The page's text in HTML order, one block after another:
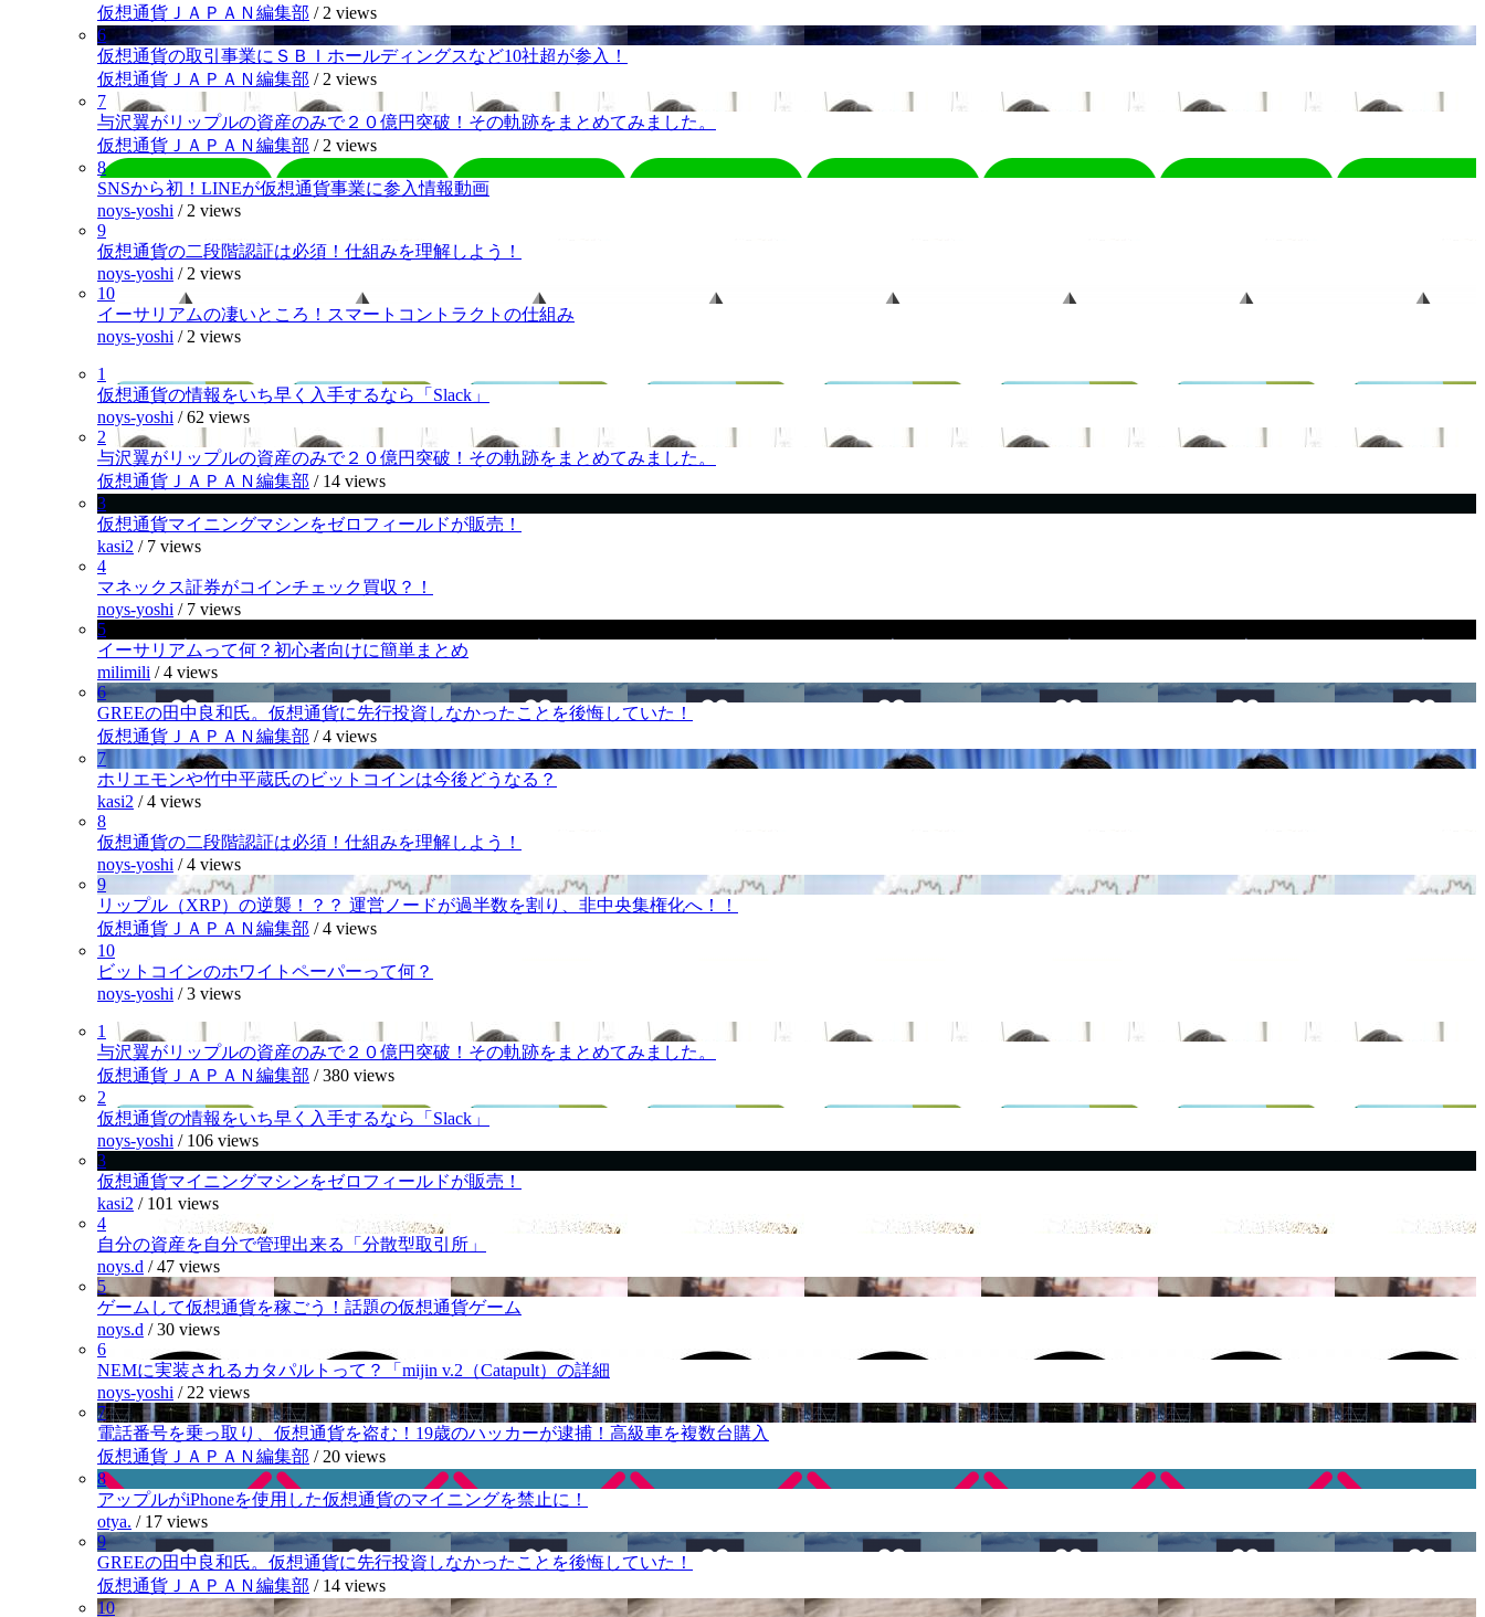
仮想通貨ＪＡＰＡＮ編集部 / 2 views
6
仮想通貨の取引事業にＳＢＩホールディングスなど10社超が参入！
仮想通貨ＪＡＰＡＮ編集部 / 2 views
7
与沢翼がリップルの資産のみで２０億円突破！その軌跡をまとめてみました。
仮想通貨ＪＡＰＡＮ編集部 / 2 views
8
SNSから初！LINEが仮想通貨事業に参入情報動画
noys-yoshi / 2 views
9
仮想通貨の二段階認証は必須！仕組みを理解しよう！
noys-yoshi / 2 views
10
イーサリアムの凄いところ！スマートコントラクトの仕組み
noys-yoshi / 2 views
1
仮想通貨の情報をいち早く入手するなら「Slack」
noys-yoshi /62 views
2
与沢翼がリップルの資産のみで２０億円突破！その軌跡をまとめてみました。
仮想通貨ＪＡＰＡＮ編集部 / 14 views
3
仮想通貨マイニングマシンをゼロフィールドが販売！
kasi2 / 7 views
4
マネックス証券がコインチェック買収？！
noys-yoshi / 7 views
5
イーサリアムって何？初心者向けに簡単まとめ
milimili /4 views
6
GREEの田中良和氏。仮想通貨に先行投資しなかったことを後悔していた！
仮想通貨ＪＡＰＡＮ編集部 /4 views
7
ホリエモンや竹中平蔵氏のビットコインは今後どうなる？
kasi2 /4 views
8
仮想通貨の二段階認証は必須！仕組みを理解しよう！
noys-yoshi /4 views
9
リップル（XRP）の逆襲！？？ 運営ノードが過半数を割り、非中央集権化へ！！
仮想通貨ＪＡＰＡＮ編集部 /4 views
10
ビットコインのホワイトペーパーって何？
noys-yoshi /3 views
1
与沢翼がリップルの資産のみで２０億円突破！その軌跡をまとめてみました。
仮想通貨ＪＡＰＡＮ編集部 /380 views
2
仮想通貨の情報をいち早く入手するなら「Slack」
noys-yoshi / 106 views
3
仮想通貨マイニングマシンをゼロフィールドが販売！
kasi2 / 101 views
4
自分の資産を自分で管理出来る「分散型取引所」
noys.d /47 views
5
ゲームして仮想通貨を稼ごう！話題の仮想通貨ゲーム
noys.d /30 views
6
NEMに実装されるカタパルトって？「mijin v.2（Catapult）の詳細
noys-yoshi / 22 views
7
電話番号を乗っ取り、仮想通貨を盗む！19歳のハッカーが逮捕！高級車を複数台購入
仮想通貨ＪＡＰＡＮ編集部 / 20 views
8
アップルがiPhoneを使用した仮想通貨のマイニングを禁止に！
otya. / 17 views
9
GREEの田中良和氏。仮想通貨に先行投資しなかったことを後悔していた！
仮想通貨ＪＡＰＡＮ編集部 / 14 views
10